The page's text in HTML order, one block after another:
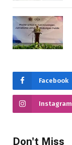
Facebook
Instagram
Don't Miss